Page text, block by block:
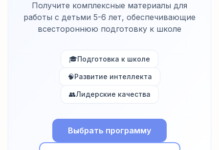
Получите комплексные материалы для
работы с детьми 5-6 лет, обеспечивающие
всестороннюю подготовку к школе
🎓Подготовка к школе
🧠Развитие интеллекта
👥Лидерские качества
Выбрать программу